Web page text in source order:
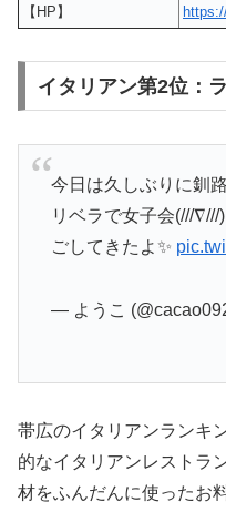
【HP】
イタリアン第2位：
今日は久しぶりに釧
リベラで女子会(///
ごしてきたよ✨
— ようこ
帯広のイタリアンランキ
的なイタリアンレストラ
材をふんだんに使ったお